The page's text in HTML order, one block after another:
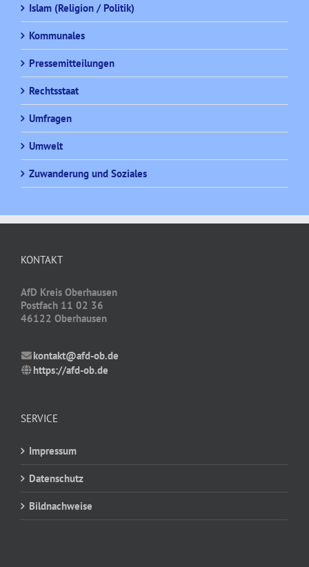
Islam (Religion / Politik)
Kommunales
Pressemitteilungen
Rechtsstaat
Umfragen
Umwelt
Zuwanderung und Soziales
KONTAKT
AfD Kreis Oberhausen
Postfach 11 02 36
46122 Oberhausen
kontakt@afd-ob.de
https://afd-ob.de
SERVICE
Impressum
Datenschutz
Bildnachweise